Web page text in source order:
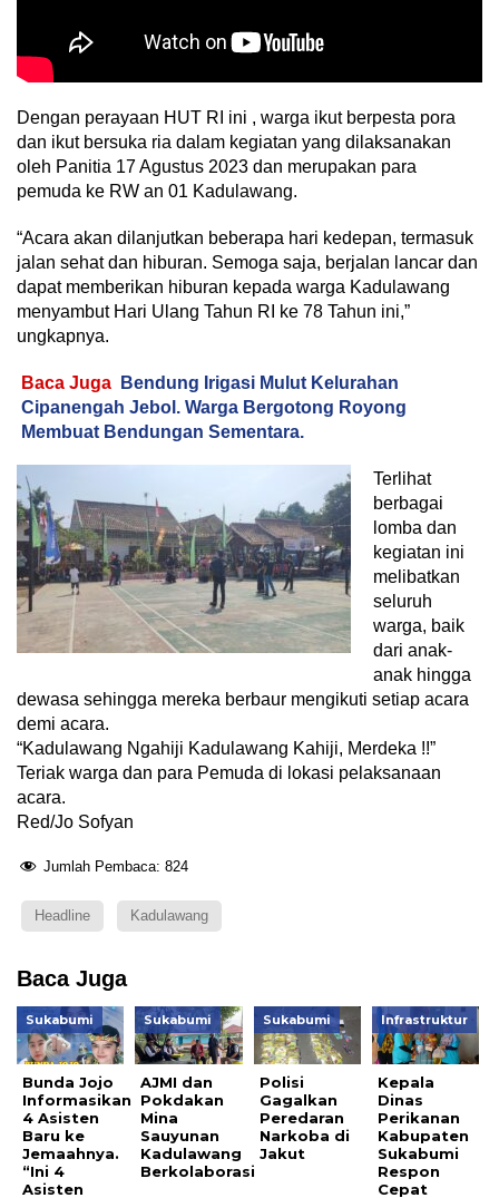
Dengan perayaan HUT RI ini , warga ikut berpesta pora
dan ikut bersuka ria dalam kegiatan yang dilaksanakan
oleh Panitia 17 Agustus 2023 dan merupakan para
pemuda ke RW an 01 Kadulawang.
“Acara akan dilanjutkan beberapa hari kedepan, termasuk
jalan sehat dan hiburan. Semoga saja, berjalan lancar dan
dapat memberikan hiburan kepada warga Kadulawang
menyambut Hari Ulang Tahun RI ke 78 Tahun ini,”
ungkapnya.
Baca Juga
Bendung Irigasi Mulut Kelurahan
Cipanengah Jebol. Warga Bergotong Royong
Membuat Bendungan Sementara.
Terlihat
berbagai
lomba dan
kegiatan ini
melibatkan
seluruh
warga, baik
dari anak-
anak hingga
dewasa sehingga mereka berbaur mengikuti setiap acara
demi acara.
“Kadulawang Ngahiji Kadulawang Kahiji, Merdeka !!”
Teriak warga dan para Pemuda di lokasi pelaksanaan
acara.
Red/Jo Sofyan
Jumlah Pembaca: 824
Headline Kadulawang
Baca Juga
Sukabumi
Bunda Jojo
Informasikan
4 Asisten
Baru ke
Jemaahnya.
“Ini 4
Asisten
Sukabumi
AJMI dan
Pokdakan
Mina
Sauyunan
Kadulawang
Berkolaborasi
Sukabumi
Polisi
Gagalkan
Peredaran
Narkoba di
Jakut
Infrastruktur
Kepala
Dinas
Perikanan
Kabupaten
Sukabumi
Respon
Cepat